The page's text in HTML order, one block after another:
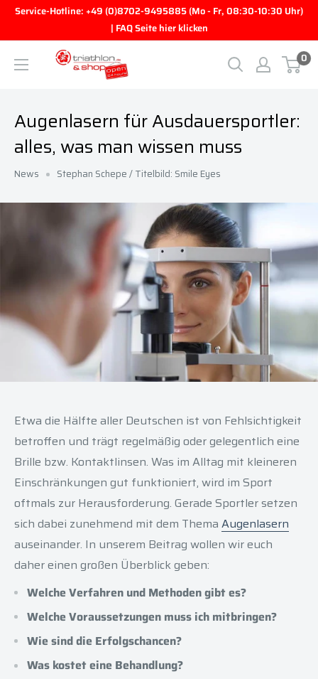
Direkt zum Inhalt
Service-Hotline: +49 (0)8702-9495885 (Mo - Fr, 08:30-10:30 Uhr)
| FAQ Seite hier klicken
triathlon.de GmbH 0
Augenlasern für Ausdauersportler:
alles, was man wissen muss
News Stephan Schepe / Titelbild: Smile Eyes
Etwa die Hälfte aller Deutschen ist von Fehlsichtigkeit
betroffen und trägt regelmäßig oder gelegentlich eine
Brille bzw. Kontaktlinsen. Was im Alltag mit kleineren
Einschränkungen gut funktioniert, wird im Sport
oftmals zur Herausforderung. Gerade Sportler setzen
sich dabei zunehmend mit dem Thema Augenlasern
auseinander. In unserem Beitrag wollen wir euch
daher einen großen Überblick geben:
Welche Verfahren und Methoden gibt es?
Welche Voraussetzungen muss ich mitbringen?
Wie sind die Erfolgschancen?
Was kostet eine Behandlung?